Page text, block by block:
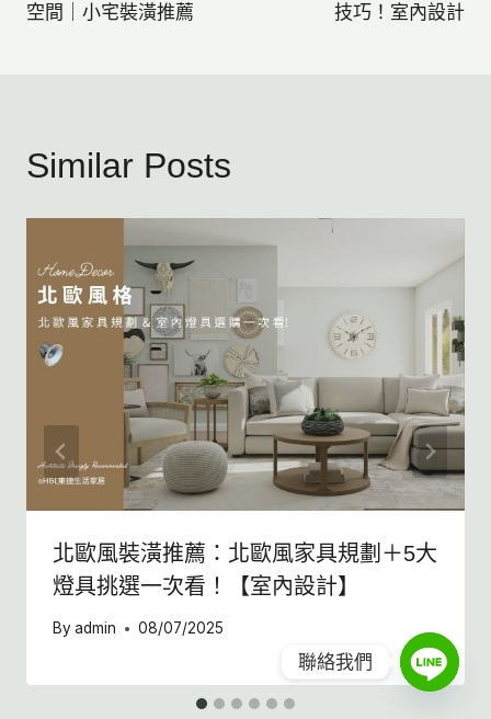
導
空間｜小宅裝潢推薦
技巧！室內設計
Similar Posts
北歐風裝潢推薦：北歐風家具規劃＋5大
燈具挑選一次看！【室內設計】
Byadmin 08/07/2025
聯絡我們